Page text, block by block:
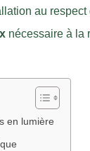
au respect
nécessaire à la
en lumière